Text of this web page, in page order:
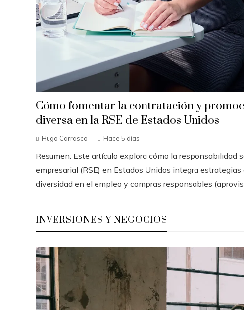
Cómo fomentar la contratación y
diversa en la RSE de Estados Unidos
Hugo Carrasco Hace 5 días
Resumen: Este artículo explora cómo la responsabilidad
empresarial (RSE) en Estados Unidos integra estrategias
diversidad en el empleo y compras responsables
INVERSIONES Y NEGOCIOS